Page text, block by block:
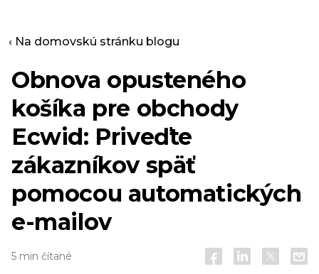
‹ Na domovskú stránku blogu
Obnova opusteného
košíka pre obchody
Ecwid: Priveďte
zákazníkov späť
pomocou automatických
e-mailov
5 min čítané